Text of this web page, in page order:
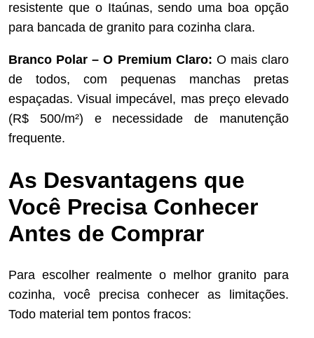
resistente que o Itaúnas, sendo uma boa opção
para bancada de granito para cozinha clara.
Branco Polar – O Premium Claro: O mais claro
de todos, com pequenas manchas pretas
espaçadas. Visual impecável, mas preço elevado
(R$ 500/m²) e necessidade de manutenção
frequente.
As Desvantagens que
Você Precisa Conhecer
Antes de Comprar
Para escolher realmente o melhor granito para
cozinha, você precisa conhecer as limitações.
Todo material tem pontos fracos: